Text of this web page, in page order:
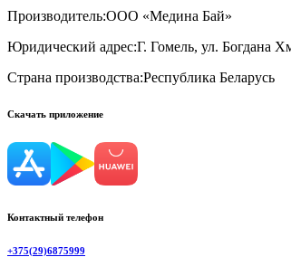
Производитель:ООО «Медина Бай»
Юридический адрес:Г. Гомель, ул. Богдана
Страна производства:Республика Беларусь
Скачать приложение
Контактный телефон
+375(29)6875999